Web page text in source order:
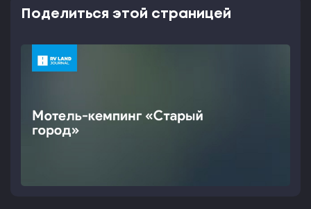
Поделиться этой страницей